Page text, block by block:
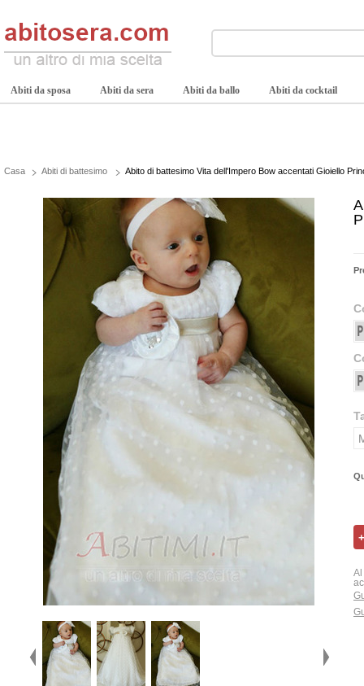
Abiti da sposa Abiti da sera Abiti da ballo Abiti da cocktail
Casa Abiti di battesimo Abito di battesimo Vita dell'Impero Bow accentati Gioiello
Al